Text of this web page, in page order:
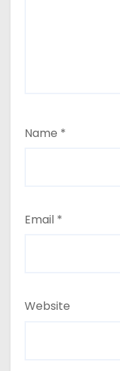
Name *
Email *
Website